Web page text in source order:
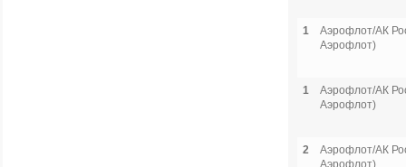
1
Аэрофлот/АК
Аэрофлот)
1
Аэрофлот/АК
Аэрофлот)
2
Аэрофлот/АК
Аэрофлот)